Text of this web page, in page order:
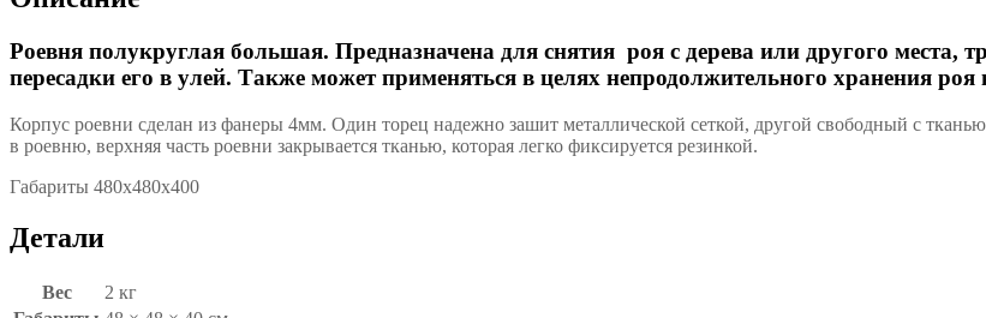
Роевня полукруглая большая. Предназначена для снятия роя с дерева или другого места,
пересадки его в улей. Также может применяться в целях непродолжительного хранения
Корпус роевни сделан из фанеры 4мм. Один торец надежно зашит металлической сеткой, другой свободный с
в роевню, верхняя часть роевни закрывается тканью, которая легко фиксируется резинкой.
Габариты 480х480х400
Детали
Вес
2 кг